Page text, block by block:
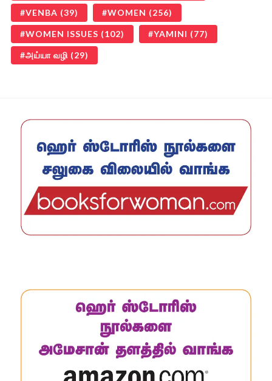
VENBA (39) WOMEN (256)
WOMEN ISSUES (102) YAMINI (77)
அய்யா வழி (29)